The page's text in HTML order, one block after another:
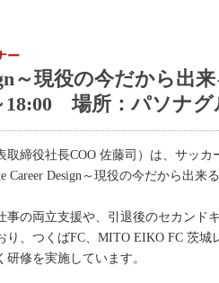
ー
～現役の今だから出
18:00 場所：パソナ
取締役社長COO 佐藤司）は、サッ
Design～現役の今だから出来
の両立支援や、引退後のセカン
、つくばFC、MITO EIKO FC 茨
修を実施しています。